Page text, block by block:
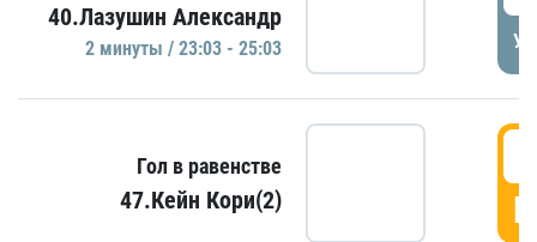
40.Лазушин Александр
2 минуты / 23:03 - 25:03
Гол в равенстве
47.Кейн Кори(2)